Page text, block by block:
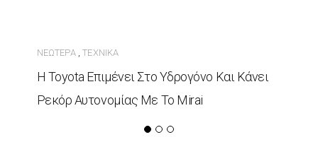
ΝΕΏΤΕΡΑ,ΤΕΧΝΙΚΆ
Η Toyota Επιμένει Στο Υδρογόνο Και Κάνει
Ρεκόρ Αυτονομίας Με Το Mirai